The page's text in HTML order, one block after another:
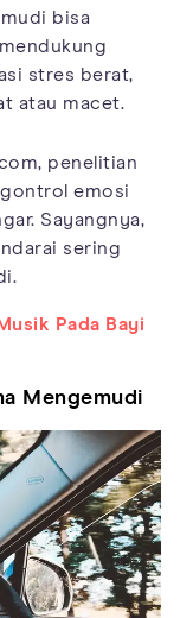
bisa
stres berat,
atau macet.
penelitian
emosi
Sayangnya,
sering
Pada Bayi
Mengemudi